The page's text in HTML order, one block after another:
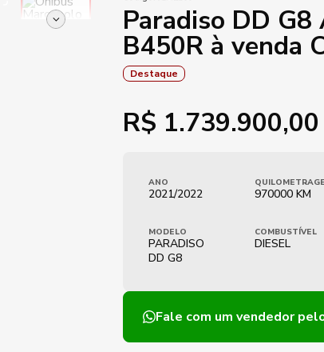
Paradiso DD
B450R à venda
Destaque
R$ 1.739.900,00
ANO
2021/2022 970000 KM
MODELO
PARADISO
DD G8
COMBUSTÍVEL
DIESEL
Fale com um vendedor